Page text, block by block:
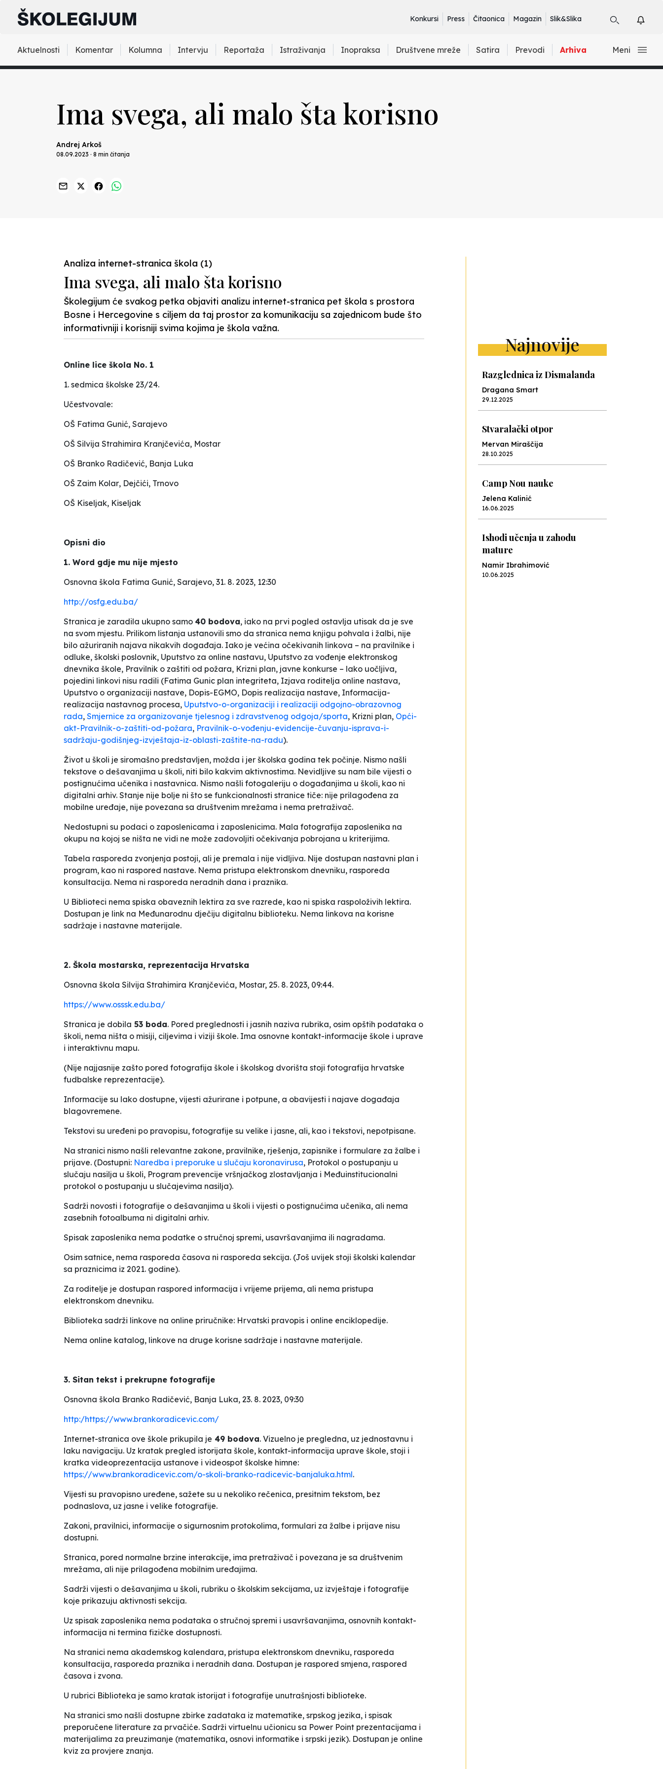
Konkursi Press Čitaonica Magazin Slik&Slika
Aktuelnosti Komentar Kolumna Intervju Reportaža Istraživanja Inopraksa Društvene mreže Satira Prevodi Arhiva Meni
Ima svega, ali malo šta korisno
Andrej Arkoš
08.09.2023 · 8 min čitanja
Analiza internet-stranica škola (1)
Ima svega, ali malo šta korisno
Školegijum će svakog petka objaviti analizu internet-stranica pet škola s prostora
Bosne i Hercegovine s ciljem da taj prostor za komunikaciju sa zajednicom bude što
informativniji i korisniji svima kojima je škola važna.
Online lice škola No. 1
1. sedmica školske 23/24.
Učestvovale:
OŠ Fatima Gunić, Sarajevo
OŠ Silvija Strahimira Kranjčevića, Mostar
OŠ Branko Radičević, Banja Luka
OŠ Zaim Kolar, Dejčići, Trnovo
OŠ Kiseljak, Kiseljak
Opisni dio
1. Word gdje mu nije mjesto
Osnovna škola Fatima Gunić, Sarajevo, 31. 8. 2023, 12:30
http://osfg.edu.ba/
Stranica je zaradila ukupno samo 40 bodova, iako na prvi pogled ostavlja utisak da je sve
na svom mjestu. Prilikom listanja ustanovili smo da stranica nema knjigu pohvala i žalbi, nije
bilo ažuriranih najava nikakvih događaja. Iako je većina očekivanih linkova – na pravilnike i
odluke, školski poslovnik, Uputstvo za online nastavu, Uputstvo za vođenje elektronskog
dnevnika škole, Pravilnik o zaštiti od požara, Krizni plan, javne konkurse – lako uočljiva,
pojedini linkovi nisu radili (Fatima Gunic plan integriteta, Izjava roditelja online nastava,
Uputstvo o organizaciji nastave, Dopis-EGMO, Dopis realizacija nastave, Informacija-
realizacija nastavnog procesa, Uputstvo-o-organizaciji i realizaciji odgojno-obrazovnog
rada, Smjernice za organizovanje tjelesnog i zdravstvenog odgoja/sporta, Krizni plan, Opći-
akt-Pravilnik-o-zaštiti-od-požara, Pravilnik-o-vođenju-evidencije-čuvanju-isprava-i-
sadržaju-godišnjeg-izvještaja-iz-oblasti-zaštite-na-radu).
Život u školi je siromašno predstavljen, možda i jer školska godina tek počinje. Nismo našli
tekstove o dešavanjima u školi, niti bilo kakvim aktivnostima. Nevidljive su nam bile vijesti o
postignućima učenika i nastavnica. Nismo našli fotogaleriju o događanjima u školi, kao ni
digitalni arhiv. Stanje nije bolje ni što se funkcionalnosti stranice tiče: nije prilagođena za
mobilne uređaje, nije povezana sa društvenim mrežama i nema pretraživač.
Nedostupni su podaci o zaposlenicama i zaposlenicima. Mala fotografija zaposlenika na
okupu na kojoj se ništa ne vidi ne može zadovoljiti očekivanja pobrojana u kriterijima.
Tabela rasporeda zvonjenja postoji, ali je premala i nije vidljiva. Nije dostupan nastavni plan i
program, kao ni raspored nastave. Nema pristupa elektronskom dnevniku, rasporeda
konsultacija. Nema ni rasporeda neradnih dana i praznika.
U Biblioteci nema spiska obaveznih lektira za sve razrede, kao ni spiska raspoloživih lektira.
Dostupan je link na Međunarodnu dječiju digitalnu biblioteku. Nema linkova na korisne
sadržaje i nastavne materijale.
2. Škola mostarska, reprezentacija Hrvatska
Osnovna škola Silvija Strahimira Kranjčevića, Mostar, 25. 8. 2023, 09:44.
https://www.osssk.edu.ba/
Stranica je dobila 53 boda. Pored preglednosti i jasnih naziva rubrika, osim opštih podataka o
školi, nema ništa o misiji, ciljevima i viziji škole. Ima osnovne kontakt-informacije škole i uprave
i interaktivnu mapu.
(Nije najjasnije zašto pored fotografija škole i školskog dvorišta stoji fotografija hrvatske
fudbalske reprezentacije).
Informacije su lako dostupne, vijesti ažurirane i potpune, a obavijesti i najave događaja
blagovremene.
Tekstovi su uređeni po pravopisu, fotografije su velike i jasne, ali, kao i tekstovi, nepotpisane.
Na stranici nismo našli relevantne zakone, pravilnike, rješenja, zapisnike i formulare za žalbe i
prijave. (Dostupni: Naredba i preporuke u slučaju koronavirusa, Protokol o postupanju u
slučaju nasilja u školi, Program prevencije vršnjačkog zlostavljanja i Međuinstitucionalni
protokol o postupanju u slučajevima nasilja).
Sadrži novosti i fotografije o dešavanjima u školi i vijesti o postignućima učenika, ali nema
zasebnih fotoalbuma ni digitalni arhiv.
Spisak zaposlenika nema podatke o stručnoj spremi, usavršavanjima ili nagradama.
Osim satnice, nema rasporeda časova ni rasporeda sekcija. (Još uvijek stoji školski kalendar
sa praznicima iz 2021. godine).
Za roditelje je dostupan raspored informacija i vrijeme prijema, ali nema pristupa
elektronskom dnevniku.
Biblioteka sadrži linkove na online priručnike: Hrvatski pravopis i online enciklopedije.
Nema online katalog, linkove na druge korisne sadržaje i nastavne materijale.
3. Sitan tekst i prekrupne fotografije
Osnovna škola Branko Radičević, Banja Luka, 23. 8. 2023, 09:30
http:/https://www.brankoradicevic.com/
Internet-stranica ove škole prikupila je 49 bodova. Vizuelno je pregledna, uz jednostavnu i
laku navigaciju. Uz kratak pregled istorijata škole, kontakt-informacija uprave škole, stoji i
kratka videoprezentacija ustanove i videospot školske himne:
https://www.brankoradicevic.com/o-skoli-branko-radicevic-banjaluka.html.
Vijesti su pravopisno uređene, sažete su u nekoliko rečenica, presitnim tekstom, bez
podnaslova, uz jasne i velike fotografije.
Zakoni, pravilnici, informacije o sigurnosnim protokolima, formulari za žalbe i prijave nisu
dostupni.
Stranica, pored normalne brzine interakcije, ima pretraživač i povezana je sa društvenim
mrežama, ali nije prilagođena mobilnim uređajima.
Sadrži vijesti o dešavanjima u školi, rubriku o školskim sekcijama, uz izvještaje i fotografije
koje prikazuju aktivnosti sekcija.
Uz spisak zaposlenika nema podataka o stručnoj spremi i usavršavanjima, osnovnih kontakt-
informacija ni termina fizičke dostupnosti.
Na stranici nema akademskog kalendara, pristupa elektronskom dnevniku, rasporeda
konsultacija, rasporeda praznika i neradnih dana. Dostupan je raspored smjena, raspored
časova i zvona.
U rubrici Biblioteka je samo kratak istorijat i fotografije unutrašnjosti biblioteke.
Na stranici smo našli dostupne zbirke zadataka iz matematike, srpskog jezika, i spisak
preporučene literature za prvačiće. Sadrži virtuelnu učionicu sa Power Point prezentacijama i
materijalima za preuzimanje (matematika, osnovi informatike i srpski jezik). Dostupan je online
kviz za provjere znanja.
Najnovije
Razglednica iz Dismalanda
Dragana Smart
29.12.2025
Stvaralački otpor
Mervan Miraščija
28.10.2025
Camp Nou nauke
Jelena Kalinić
16.06.2025
Ishodi učenja u zahodu
mature
Namir Ibrahimović
10.06.2025